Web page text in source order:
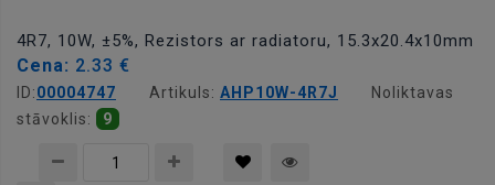
4R7, 10W, ±5%, Rezistors ar radiatoru, 15.3x20.4x10mm
Cena: 2.33 €
ID:00004747 Artikuls: AHP10W-4R7J
Noliktavas
stāvoklis:
9